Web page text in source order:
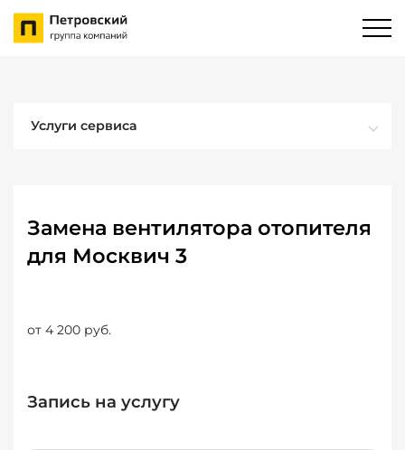
Услуги сервиса
Замена вентилятора отопителя
для Москвич 3
от 4 200 руб.
Запись на услугу